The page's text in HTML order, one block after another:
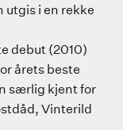
utgis i en rekke
debut (2010)
årets beste
særlig kjent for
Vinterild